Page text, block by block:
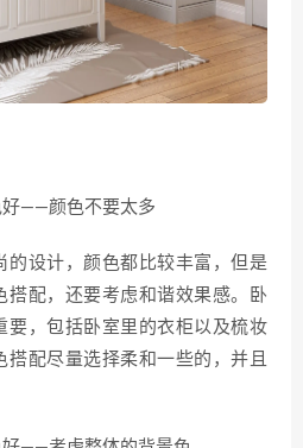
——颜色不要太多
设计，颜色都比较丰富，但是
搭配，还要考虑和谐效果感。卧
要，包括卧室里的衣柜以及梳妆
搭配尽量选择柔和一些的，并且